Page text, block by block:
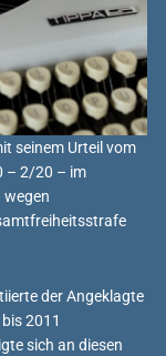
seinem Urteil vom
– 2/20 – im
wegen
der Angeklagte
2011
sich an diesen